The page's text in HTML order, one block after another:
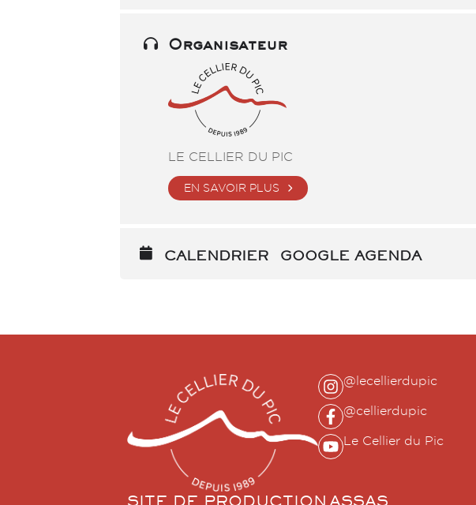
Organisateur
LE CELLIER DU PIC
EN SAVOIR PLUS
CALENDRIER GOOGLE AGENDA
@lecellierdupic
@cellierdupic
Le Cellier du Pic
SITE DE PRODUCTION ASSAS